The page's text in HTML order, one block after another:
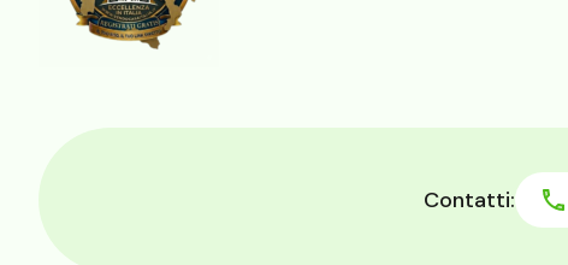
Contatti: